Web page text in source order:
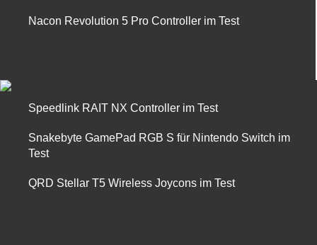
Nacon Revolution 5 Pro Controller im Test
Speedlink RAIT NX Controller im Test
Snakebyte GamePad RGB S für Nintendo Switch im
Test
QRD Stellar T5 Wireless Joycons im Test